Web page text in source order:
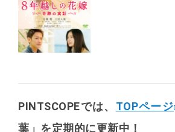
PINTSCOPEでは、 TOPページ
葉」を定期的に更新中！